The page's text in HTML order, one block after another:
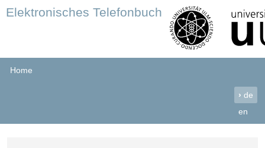
Elektronisches Telefonbuch
Home
› de
en